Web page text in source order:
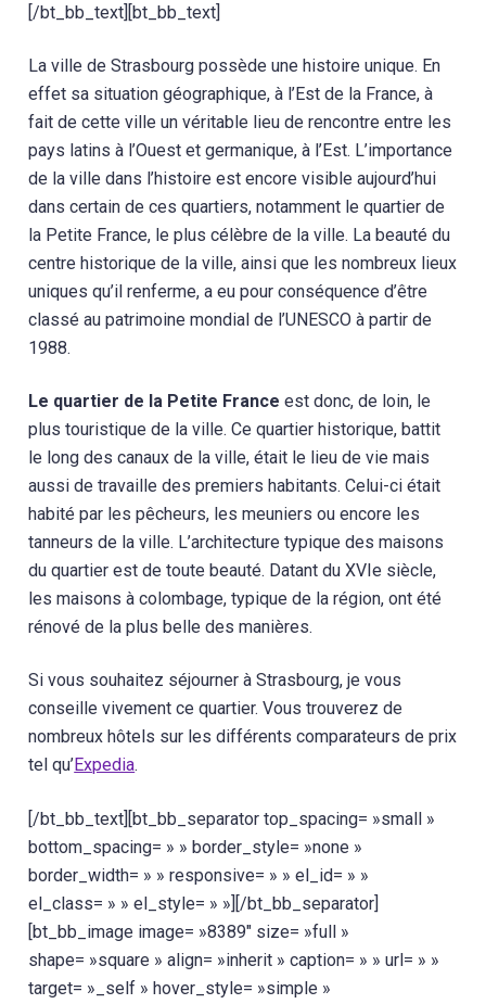
[/bt_bb_text][bt_bb_text]
La ville de Strasbourg possède une histoire unique. En
effet sa situation géographique, à l’Est de la France, à
fait de cette ville un véritable lieu de rencontre entre les
pays latins à l’Ouest et germanique, à l’Est. L’importance
de la ville dans l’histoire est encore visible aujourd’hui
dans certain de ces quartiers, notamment le quartier de
la Petite France, le plus célèbre de la ville. La beauté du
centre historique de la ville, ainsi que les nombreux lieux
uniques qu’il renferme, a eu pour conséquence d’être
classé au patrimoine mondial de l’UNESCO à partir de
1988.
Le quartier de la Petite France est donc, de loin, le
plus touristique de la ville. Ce quartier historique, battit
le long des canaux de la ville, était le lieu de vie mais
aussi de travaille des premiers habitants. Celui-ci était
habité par les pêcheurs, les meuniers ou encore les
tanneurs de la ville. L’architecture typique des maisons
du quartier est de toute beauté. Datant du XVIe siècle,
les maisons à colombage, typique de la région, ont été
rénové de la plus belle des manières.
Si vous souhaitez séjourner à Strasbourg, je vous
conseille vivement ce quartier. Vous trouverez de
nombreux hôtels sur les différents comparateurs de prix
tel qu’Expedia.
[/bt_bb_text][bt_bb_separator top_spacing= »small »
bottom_spacing= » » border_style= »none »
border_width= » » responsive= » » el_id= » »
el_class= » » el_style= » »][/bt_bb_separator]
[bt_bb_image image= »8389″ size= »full »
shape= »square » align= »inherit » caption= » » url= » »
target= »_self » hover_style= »simple »